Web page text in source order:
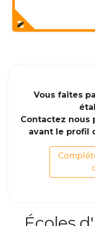
Vous faites
Contactez nous
avant le profil